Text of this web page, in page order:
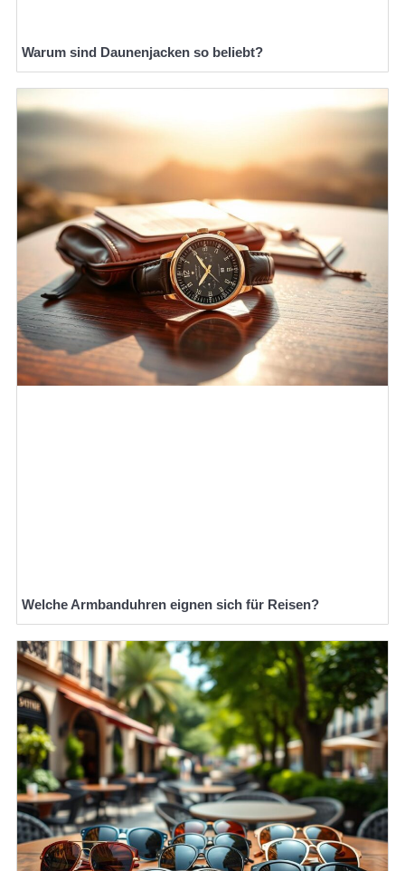
Warum sind Daunenjacken so beliebt?
Welche Armbanduhren eignen sich für Reisen?